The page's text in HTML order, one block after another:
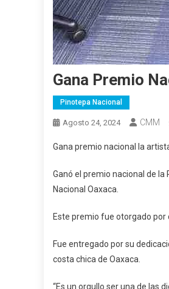
Gana Premio
Pinotepa Nacional
Agosto 24, 2024 CMM
Gana premio nacional la
Ganó el premio nacional de
Nacional Oaxaca.
Este premio fue otorgado por
Fue entregado por su
costa chica de Oaxaca.
“Es un orgullo ser una de las